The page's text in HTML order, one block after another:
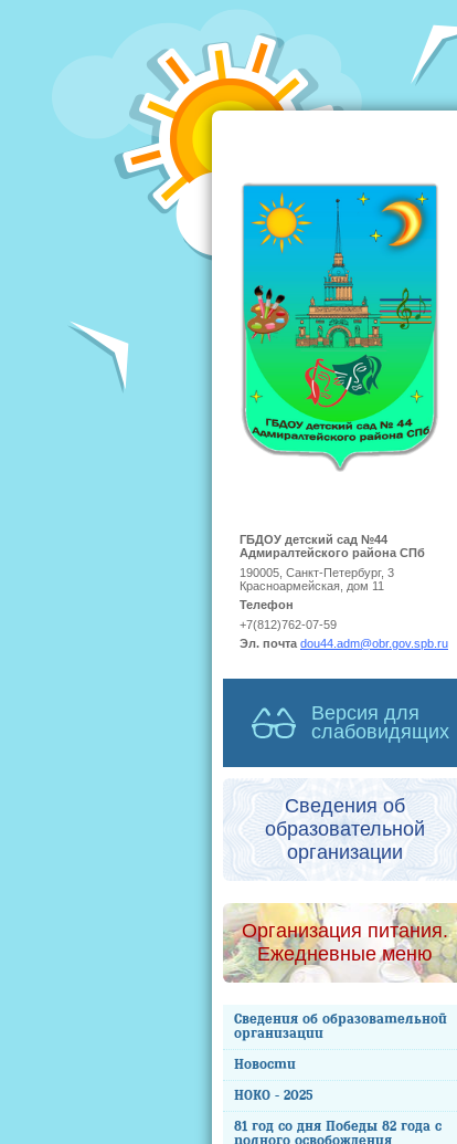
ГБДОУ детский сад №44
Адмиралтейского района СПб
190005, Санкт-Петербург, 3
Красноармейская, дом 11
Телефон
+7(812)762-07-59
Эл. почта dou44.adm@obr.gov.spb.ru
Версия для
слабовидящих
Сведения об
образовательной
организации
Организация питания.
Ежедневные меню
Сведения об образовательной
организации
Новости
НОКО - 2025
81 год со дня Победы 82 года с
полного освобождения